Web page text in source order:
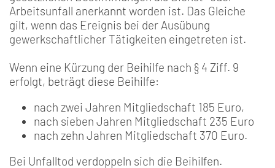
Arbeitsunfall anerkannt worden ist. Das Gleiche
gilt, wenn das Ereignis bei der Ausübung
gewerkschaftlicher Tätigkeiten eingetreten ist.
Wenn eine Kürzung der Beihilfe nach § 4 Ziff. 9
erfolgt, beträgt diese Beihilfe:
nach zwei Jahren Mitgliedschaft 185 Euro,
nach sieben Jahren Mitgliedschaft 235 Euro
nach zehn Jahren Mitgliedschaft 370 Euro.
Bei Unfalltod verdoppeln sich die Beihilfen.